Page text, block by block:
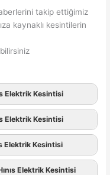
takip ettiğimiz
kaynaklı kesintilerin
Elektrik Kesintisi
Elektrik Kesintisi
Elektrik Kesintisi
Elektrik Kesintisi